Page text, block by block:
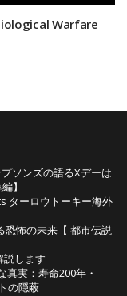
Warfare
ソンズの語るXデーは
】
ターロウトーキー海外
恐怖の未来【 都市伝説
説します
真実：寿命200年・
の隠蔽